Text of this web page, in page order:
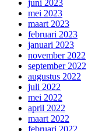
juni 2023
mei 2023
maart 2023
februari 2023
januari 2023
november 2022
september 2022
augustus 2022
juli 2022
mei 2022
april 2022
maart 2022
februari 2022